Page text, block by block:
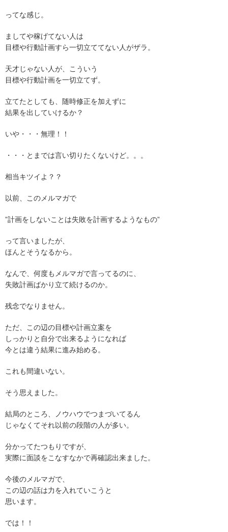
ってな感じ。
ましてや稼げてない人は
目標や行動計画すら一切立ててない人がザラ。
天才じゃない人が、こういう
目標や行動計画を一切立てず。
立てたとしても、随時修正を加えずに
結果を出していけるか？
いや・・・無理！！
・・・とまでは言い切りたくないけど。。。
相当キツイよ？？
以前、このメルマガで
”計画をしないことは失敗を計画するようなもの”
って言いましたが、
ほんとそうなるから。
なんで、何度もメルマガで言ってるのに、
失敗計画ばかり立て続けるのか。
残念でなりません。
ただ、この辺の目標や計画立案を
しっかりと自分で出来るようになれば
今とは違う結果に進み始める。
これも間違いない。
そう思えました。
結局のところ、ノウハウでつまづいてるん
じゃなくてそれ以前の段階の人が多い。
分かってたつもりですが、
実際に面談をこなすなかで再確認出来ました。
今後のメルマガで、
この辺の話は力を入れていこうと
思います。
では！！